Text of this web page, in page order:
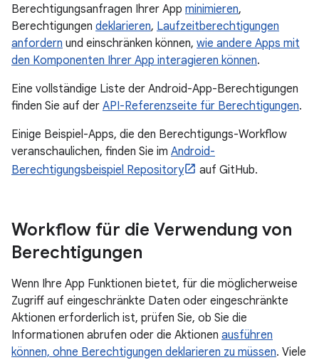
Berechtigungsanfragen Ihrer App minimieren,
Berechtigungen deklarieren, Laufzeitberechtigungen
anfordern und einschränken können, wie andere Apps mit
den Komponenten Ihrer App interagieren können.
Eine vollständige Liste der Android-App-Berechtigungen
finden Sie auf der API-Referenzseite für Berechtigungen.
Einige Beispiel-Apps, die den Berechtigungs-Workflow
veranschaulichen, finden Sie im Android-
Berechtigungsbeispiel Repository
auf GitHub.
Workflow für die Verwendung von
Berechtigungen
Wenn Ihre App Funktionen bietet, für die möglicherweise
Zugriff auf eingeschränkte Daten oder eingeschränkte
Aktionen erforderlich ist, prüfen Sie, ob Sie die
Informationen abrufen oder die Aktionen ausführen
können, ohne Berechtigungen deklarieren zu müssen. Viele